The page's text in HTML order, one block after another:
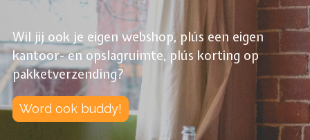
Wil jij ook je eigen webshop, plús een eigen
kantoor- en opslagruimte, plús korting op
pakketverzending?
Word ook buddy!